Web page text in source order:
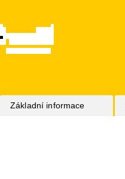
Základní informace